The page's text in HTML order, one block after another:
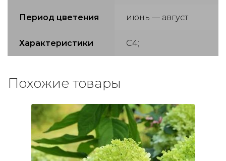
Период цветения июнь — август
Характеристики С4;
Похожие товары